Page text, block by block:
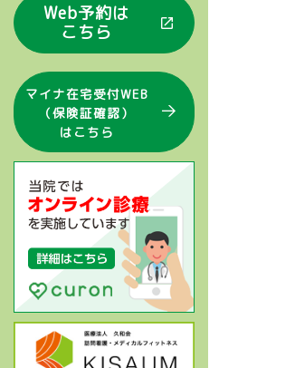
Web予約は
こちら
マイナ在宅受付WEB
（保険証確認）
はこちら